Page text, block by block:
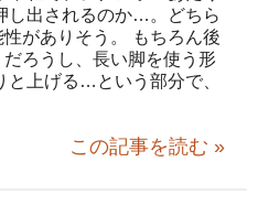
し出されるのか…。どちら
がありそう。 もちろん後
ろうし、長い脚を使う形
と上げる…という部分で、
この記事を読む »